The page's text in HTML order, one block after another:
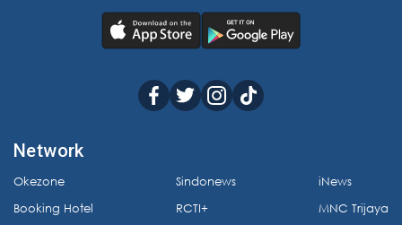
Network
Okezone
Booking Hotel
Sindonews
RCTI+
iNews
MNC Trijaya